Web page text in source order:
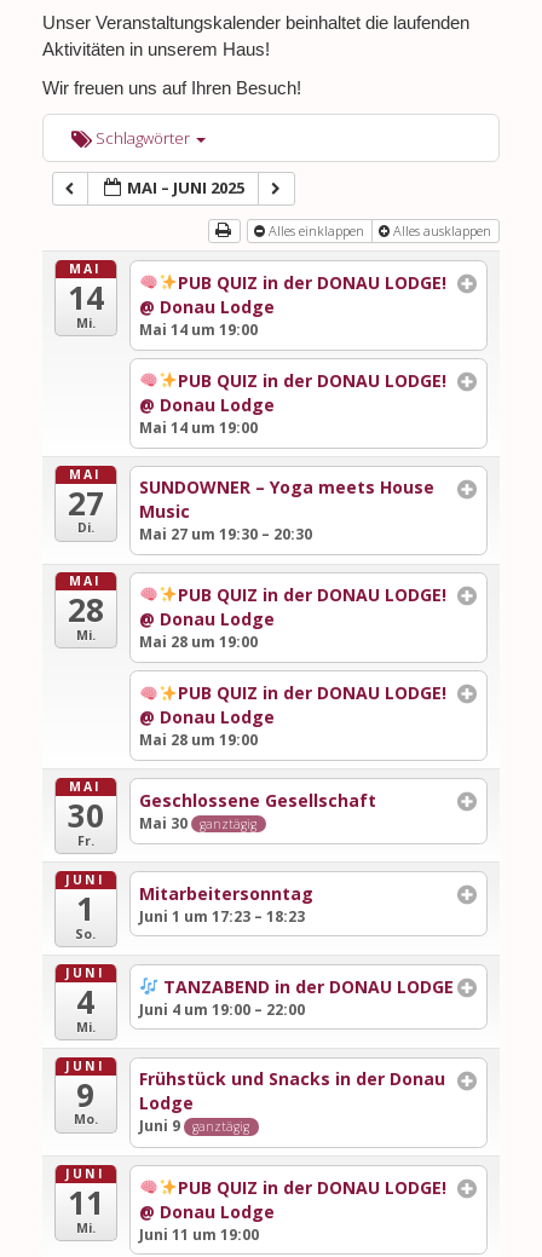
Unser Veranstaltungskalender beinhaltet die laufenden
Aktivitäten in unserem Haus!
Wir freuen uns auf Ihren Besuch!
Schlagwörter
MAI – JUNI 2025
Alles einklappen Alles ausklappen
MAI
14
Mi.
PUB QUIZ in der DONAU LODGE!
@ Donau Lodge
Mai 14 um 19:00
PUB QUIZ in der DONAU LODGE!
@ Donau Lodge
Mai 14 um 19:00
MAI
27
Di.
SUNDOWNER – Yoga meets House
Music
Mai 27 um 19:30 – 20:30
MAI
28
Mi.
PUB QUIZ in der DONAU LODGE!
@ Donau Lodge
Mai 28 um 19:00
PUB QUIZ in der DONAU LODGE!
@ Donau Lodge
Mai 28 um 19:00
MAI
30
Fr.
Geschlossene Gesellschaft
Mai 30 ganztägig
JUNI
1
So.
Mitarbeitersonntag
Juni 1 um 17:23 – 18:23
JUNI
4
Mi.
TANZABEND in der DONAU LODGE
Juni 4 um 19:00 – 22:00
JUNI
9
Mo.
Frühstück und Snacks in der Donau
Lodge
Juni 9 ganztägig
JUNI
11
Mi.
PUB QUIZ in der DONAU LODGE!
@ Donau Lodge
Juni 11 um 19:00